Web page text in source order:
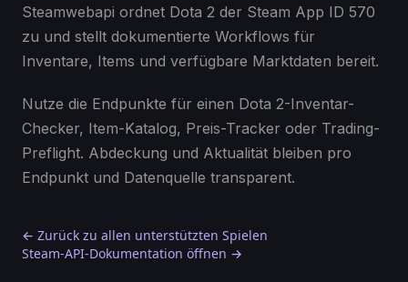
Steamwebapi ordnet Dota 2 der Steam App ID 570
zu und stellt dokumentierte Workflows für
Inventare, Items und verfügbare Marktdaten bereit.
Nutze die Endpunkte für einen Dota 2-Inventar-
Checker, Item-Katalog, Preis-Tracker oder Trading-
Preflight. Abdeckung und Aktualität bleiben pro
Endpunkt und Datenquelle transparent.
← Zurück zu allen unterstützten Spielen
Steam-API-Dokumentation öffnen →